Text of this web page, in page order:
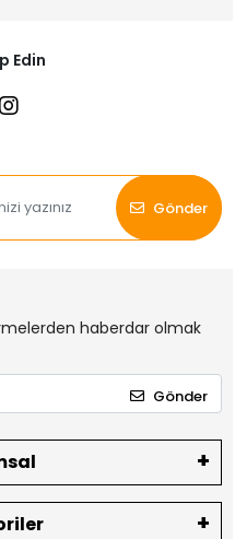
Edin
Gönder
haberdar olmak
Gönder